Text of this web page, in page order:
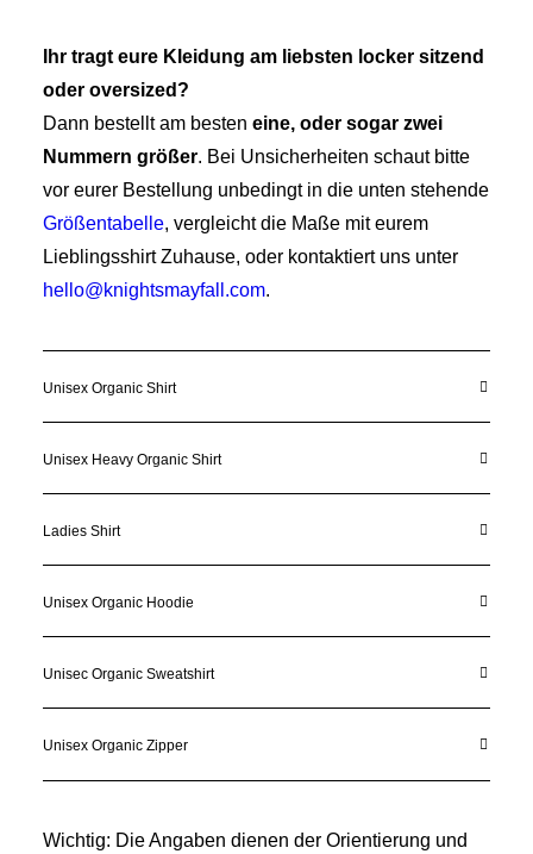
Ihr tragt eure Kleidung am liebsten locker sitzend
oder oversized?
Dann bestellt am besten eine, oder sogar zwei
Nummern größer. Bei Unsicherheiten schaut bitte
vor eurer Bestellung unbedingt in die unten stehende
Größentabelle, vergleicht die Maße mit eurem
Lieblingsshirt Zuhause, oder kontaktiert uns unter
hello@knightsmayfall.com.
Unisex Organic Shirt
Unisex Heavy Organic Shirt
Ladies Shirt
Unisex Organic Hoodie
Unisec Organic Sweatshirt
Unisex Organic Zipper
Wichtig: Die Angaben dienen der Orientierung und